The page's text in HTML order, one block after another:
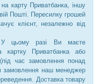
карту Приватбанка, іншу
Пошті. Пересилку грошей
клієнт, незалежно від
цьому разі Ви маєте
картку Приватбанка або
час замовлення понад
замовлення наш менеджер
Доставка товару